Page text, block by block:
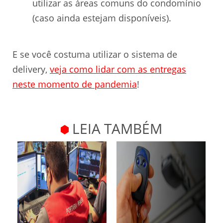
utilizar as áreas comuns do condomínio
(caso ainda estejam disponíveis).
E se você costuma utilizar o sistema de
delivery, veja como lidar com as entregas
neste momento de pandemia!
LEIA TAMBÉM